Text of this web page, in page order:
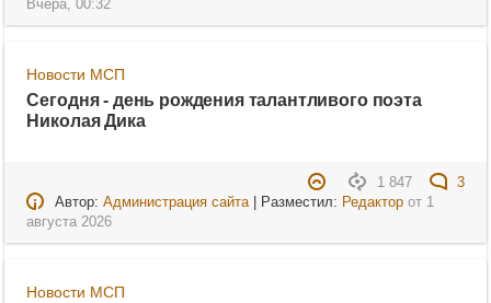
Вчера, 00:32
Новости МСП
Сегодня - день рождения талантливого поэта
Николая Дика
1 847
3
Автор: Администрация сайта| Разместил: Редакторот 1
августа 2026
Новости МСП